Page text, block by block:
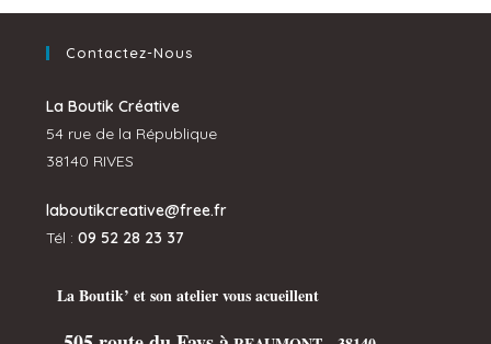
Contactez-Nous
La Boutik Créative
54 rue de la République
38140 RIVES
laboutikcreative@free.fr
Tél :09 52 28 23 37
La Boutik’ et son atelier vous acueillent